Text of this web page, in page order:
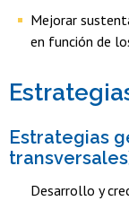
Mejorar
en función de
Estrategias
Desarrollo y